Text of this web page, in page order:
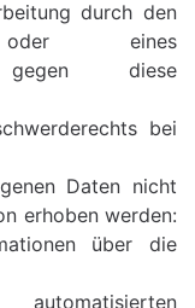
durch den
oder eines
gegen diese
bei
Daten nicht
erhoben werden:
über die